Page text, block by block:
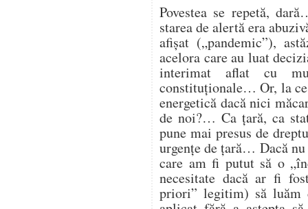
Povestea se repetă,
starea de alertă era
afișat („pandemic”),
acelora care au luat
interimat aflat cu
constituționale… Or, la
energetică dacă nici
de noi?… Ca țară, ca
pune mai presus de
urgențe de țară… Dacă
care am fi putut să o
necesitate dacă ar fi
priori” legitim) să luăm